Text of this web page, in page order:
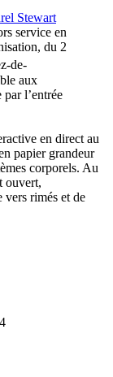
Stewart
service en
du 2
de-
aux
l’entrée
en direct au
papier grandeur
corporels. Au
ouvert,
vers rimés et de